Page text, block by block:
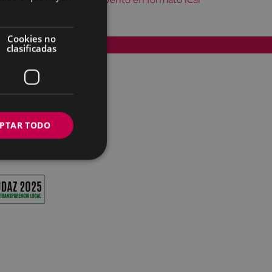
Accesibilidad
Cookies no
clasificadas
TODO